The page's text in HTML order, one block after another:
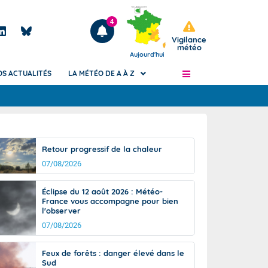
Articles
4
Aujourd'hui
Vigilance
météo
de
Phénomènes dangereux de J+2 à J+7
Avertissement pluies intenses à l'échelle
des communes (Apic)
Bulletins Marine
Bulletins d'estimation du risque
d'avalanche
Météo des forêts
Vigicrues
ACTUALITÉS LA MÉTÉO DE A À Z
Retour progressif de la chaleur
07/08/2026
Éclipse du 12 août 2026 : Météo-
France vous accompagne pour bien
l'observer
07/08/2026
Feux de forêts : danger élevé dans le
Sud